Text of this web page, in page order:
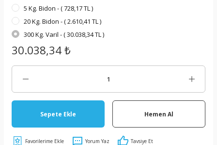
5 Kg. Bidon - ( 728,17 TL )
20 Kg. Bidon - ( 2.610,41 TL )
300 Kg. Varil - ( 30.038,34 TL )
30.038,34 ₺
Sepete Ekle Hemen Al
Yorum Yaz Tavsiye Et